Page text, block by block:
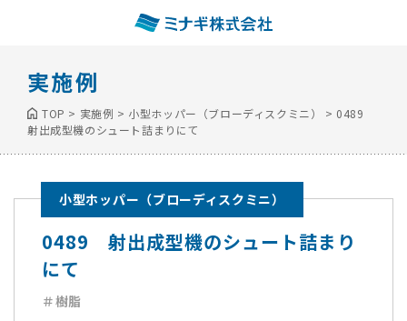
実施例
TOP > 実施例 > 小型ホッパー（ブローディスクミニ） > 0489
射出成型機のシュート詰まりにて
小型ホッパー（ブローディスクミニ）
0489 射出成型機のシュート詰まり
にて
＃樹脂